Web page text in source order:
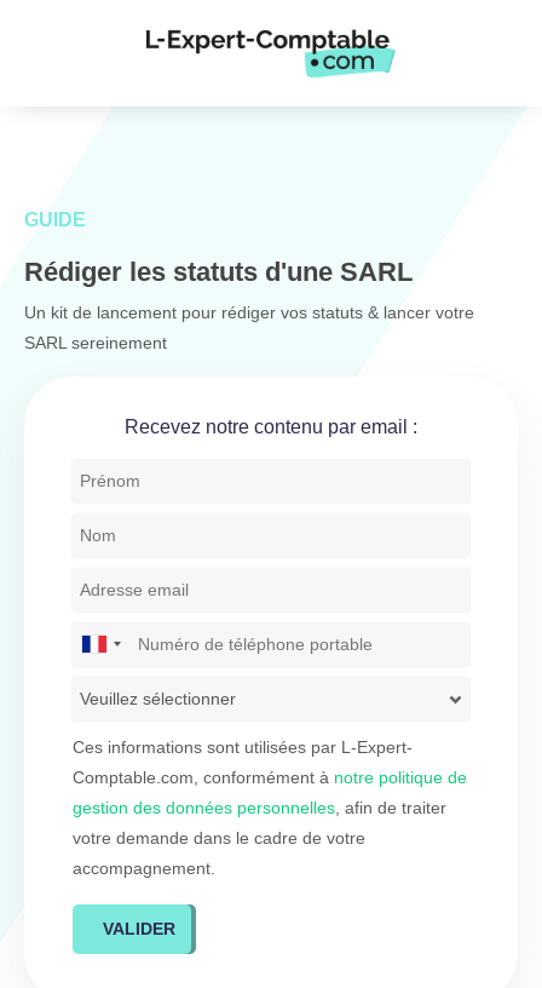
GUIDE
Rédiger les statuts d'une SARL
Un kit de lancement pour rédiger vos statuts & lancer votre
SARL sereinement
Recevez notre contenu par email :
France
Ces informations sont utilisées par L-Expert-
Comptable.com, conformément à notre politique de
gestion des données personnelles , afin de traiter
votre demande dans le cadre de votre
accompagnement.